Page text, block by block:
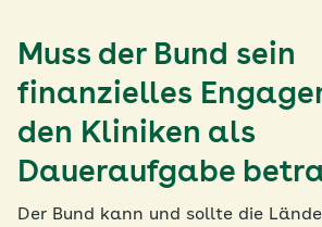
Muss der Bund sein
finanzielles
den Kliniken als
Daueraufgabe
Der Bund kann und sollte die